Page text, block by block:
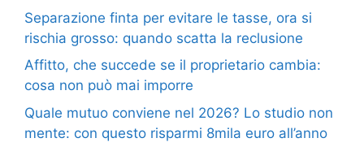
Separazione finta per evitare le tasse, ora si
rischia grosso: quando scatta la reclusione
Affitto, che succede se il proprietario cambia:
cosa non può mai imporre
Quale mutuo conviene nel 2026? Lo studio non
mente: con questo risparmi 8mila euro all’anno